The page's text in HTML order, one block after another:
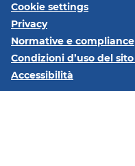
Cookie settings
Privacy
Normative e compliance
Condizioni d’uso del sito
Accessibilità